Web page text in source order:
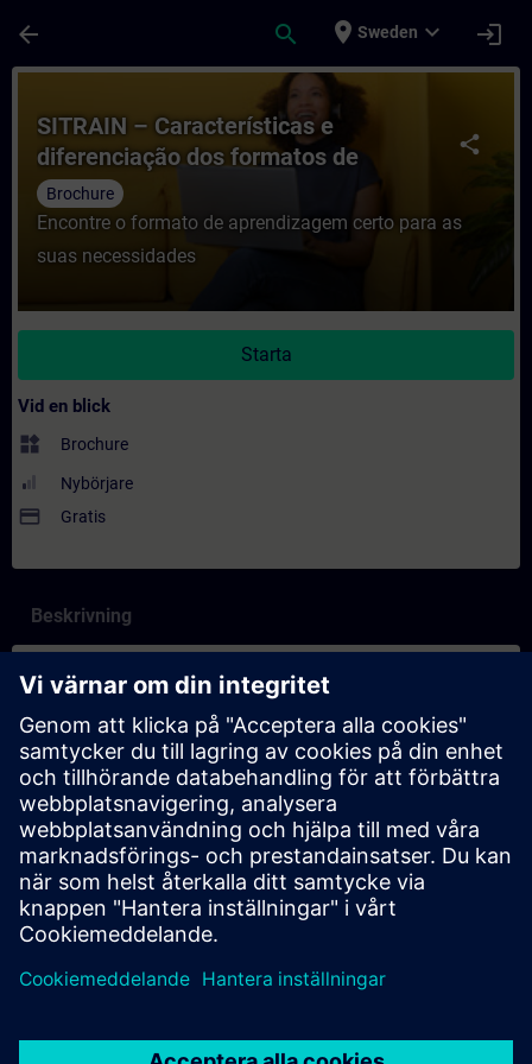
arrow_back search place Sweden expand_more login
Kurs - SITRAIN – Características e
share
SITRAIN – Características e
diferenciação dos formatos de
aprendizagem
Brochure
Encontre o formato de aprendizagem certo para as
suas necessidades
Starta
Vid en blick
widgets Brochure
Nybörjare
payment Gratis
Beskrivning
Innehåll
SITRAIN – Características e diferenciação dos formatos de
aprendizagem